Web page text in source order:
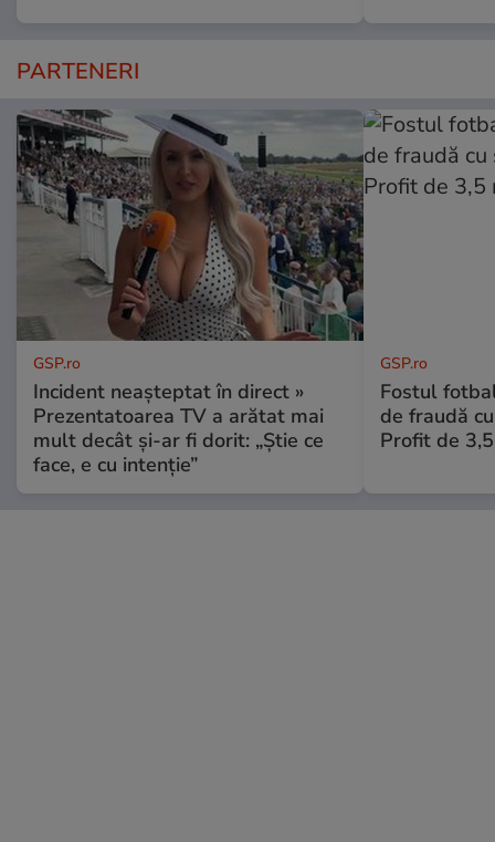
PARTENERI
GSP.ro
Incident neașteptat în direct »
Prezentatoarea TV a arătat mai
mult decât și-ar fi dorit: „Știe ce
face, e cu intenție”
GSP.ro
Fostul
de fraudă
Profit de